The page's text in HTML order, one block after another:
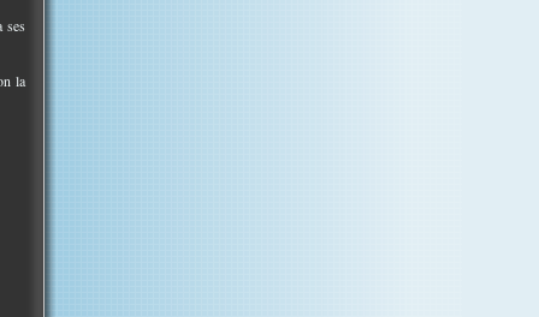
ses
la